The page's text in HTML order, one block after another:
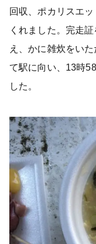
回収、ポカリスエ
くれました。完走
え、かに雑炊をい
て駅に向い、13時
した。